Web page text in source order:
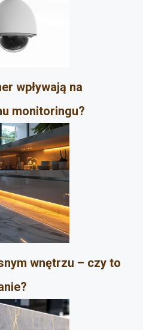
wpływają na
monitoringu?
wnętrzu – czy to